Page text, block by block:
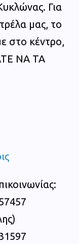
Για
μας, το
στο κέντρο,
ΝΑ ΤΑ